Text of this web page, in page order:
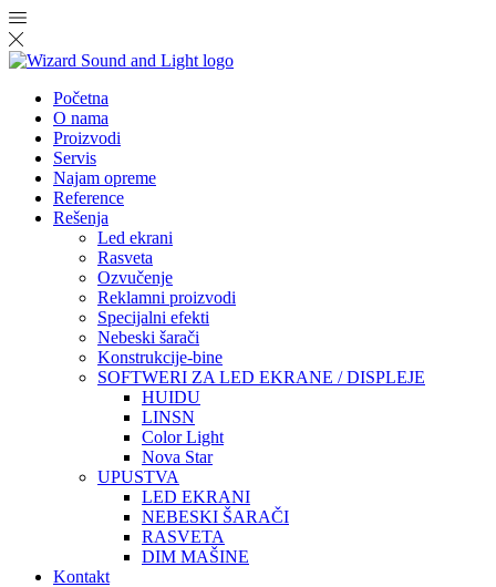
Početna
O nama
Proizvodi
Servis
Najam opreme
Reference
Rešenja
Led ekrani
Rasveta
Ozvučenje
Reklamni proizvodi
Specijalni efekti
Nebeski šarači
Konstrukcije-bine
SOFTWERI ZA LED EKRANE / DISPLEJE
HUIDU
LINSN
Color Light
Nova Star
UPUSTVA
LED EKRANI
NEBESKI ŠARAČI
RASVETA
DIM MAŠINE
Kontakt